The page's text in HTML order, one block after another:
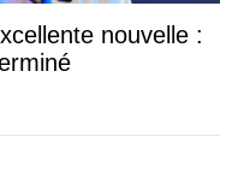
nouvelle :